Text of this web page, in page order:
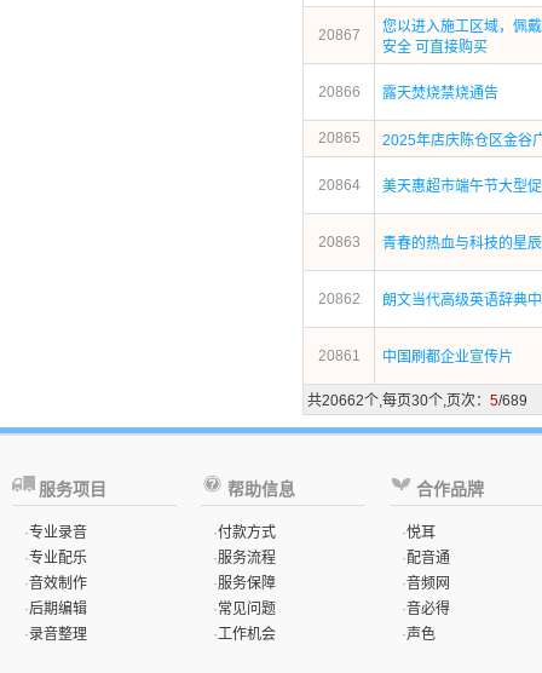
20867
您以进入施工区域，佩
安全 可直接购买
20866 露天焚烧禁烧通告
20865 2025年店庆陈仓区金谷
20864 美天惠超市端午节大型
20863 青春的热血与科技的星
20862 朗文当代高级英语辞典
20861 中国刷都企业宣传片
共20662个,每页30个,页次： 5/689
服务项目
·专业录音
·专业配乐
·音效制作
·后期编辑
·录音整理
帮助信息
·付款方式
·服务流程
·服务保障
·常见问题
·工作机会
合作品牌
·悦耳
·配音通
·音频网
·音必得
·声色